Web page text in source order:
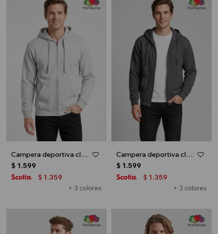
Campera deportiva clásica con capucha - UNISEX - Gris melange claro
+ 3 colores
$ 1.599
$ 1.359
Campera deportiva clásica con capucha - UNISEX - Gris melange oscuro
+ 3 colores
$ 1.599
$ 1.359